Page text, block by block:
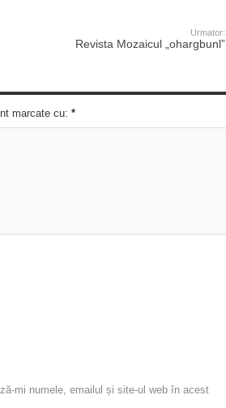
Urmator:
Revista Mozaicul „ohargbunl”
marcate cu: *
mi numele, emailul și site-ul web în acest